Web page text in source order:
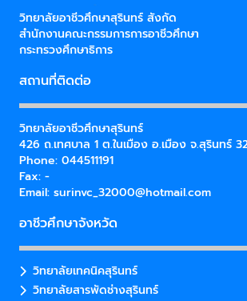
วิทยาลัยอาชีวศึกษาสุรินทร์ สังกัด
สำนักงานคณะกรรมการการอาชีวศึกษา
กระทรวงศึกษาธิการ
สถานที่ติดต่อ
วิทยาลัยอาชีวศึกษาสุรินทร์
426 ถ.เทศบาล 1 ต.ในเมือง อ.เมือง จ.สุรินทร์
Phone: 044511191
Fax: -
Email: surinvc_32000@hotmail.com
อาชีวศึกษาจังหวัด
วิทยาลัยเทคนิคสุรินทร์
วิทยาลัยสารพัดช่างสุรินทร์